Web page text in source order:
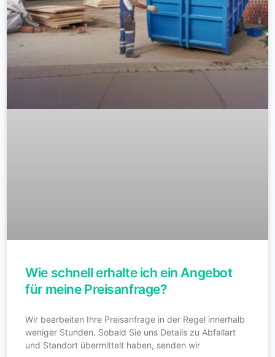
Wie schnell erhalte ich ein Angebot
für meine Preisanfrage?
Wir bearbeiten Ihre Preisanfrage in der Regel innerhalb
weniger Stunden. Sobald Sie uns Details zu Abfallart
und Standort übermittelt haben, senden wir